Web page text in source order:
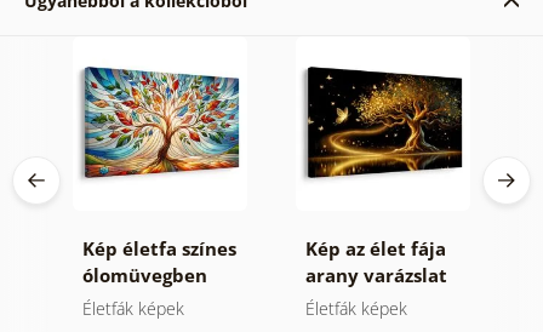
Kép életfa színes
ólomüvegben
Életfák képek
Kép az élet fája
arany varázslat
Életfák képek